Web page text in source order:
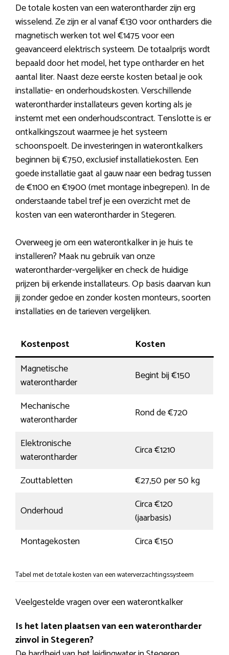
De totale kosten van een waterontharder zijn erg
wisselend. Ze zijn er al vanaf €130 voor ontharders die
magnetisch werken tot wel €1475 voor een
geavanceerd elektrisch systeem. De totaalprijs wordt
bepaald door het model, het type ontharder en het
aantal liter. Naast deze eerste kosten betaal je ook
installatie- en onderhoudskosten. Verschillende
waterontharder installateurs geven korting als je
instemt met een onderhoudscontract. Tenslotte is er
ontkalkingszout waarmee je het systeem
schoonspoelt. De investeringen in waterontkalkers
beginnen bij €750, exclusief installatiekosten. Een
goede installatie gaat al gauw naar een bedrag tussen
de €1100 en €1900 (met montage inbegrepen). In de
onderstaande tabel tref je een overzicht met de
kosten van een waterontharder in Stegeren.
Overweeg je om een waterontkalker in je huis te
installeren? Maak nu gebruik van onze
waterontharder-vergelijker en check de huidige
prijzen bij erkende installateurs. Op basis daarvan kun
jij zonder gedoe en zonder kosten monteurs, soorten
installaties en de tarieven vergelijken.
Kostenpost
Kosten
Magnetische
waterontharder
Begint bij €150
Mechanische
waterontharder
Rond de €720
Elektronische
waterontharder
Circa €1210
Zouttabletten
€27,50 per 50 kg
Onderhoud
Circa €120
(jaarbasis)
Montagekosten
Circa €150
Tabel met de totale kosten van een waterverzachtingssysteem
Veelgestelde vragen over een waterontkalker
Is het laten plaatsen van een waterontharder
zinvol in Stegeren?